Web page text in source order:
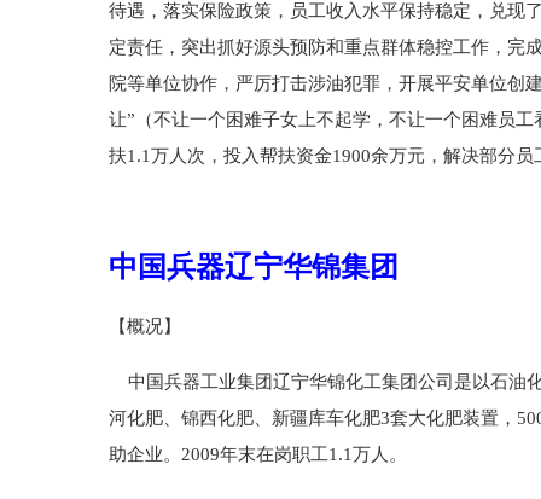
待遇，落实保险政策，员工收入水平保持稳定，兑现
定责任，突出抓好源头预防和重点群体稳控工作，完
院等单位协作，严厉打击涉油犯罪，开展平安单位创
让”（不让一个困难子女上不起学，不让一个困难员
扶1.1万人次，投入帮扶资金1900余万元，解决部
中国兵器辽宁华锦集团
【概况】
中国兵器工业集团辽宁华锦化工集团公司是以石油
河化肥、锦西化肥、新疆库车化肥3套大化肥装置，
助企业。2009年末在岗职工1.1万人。